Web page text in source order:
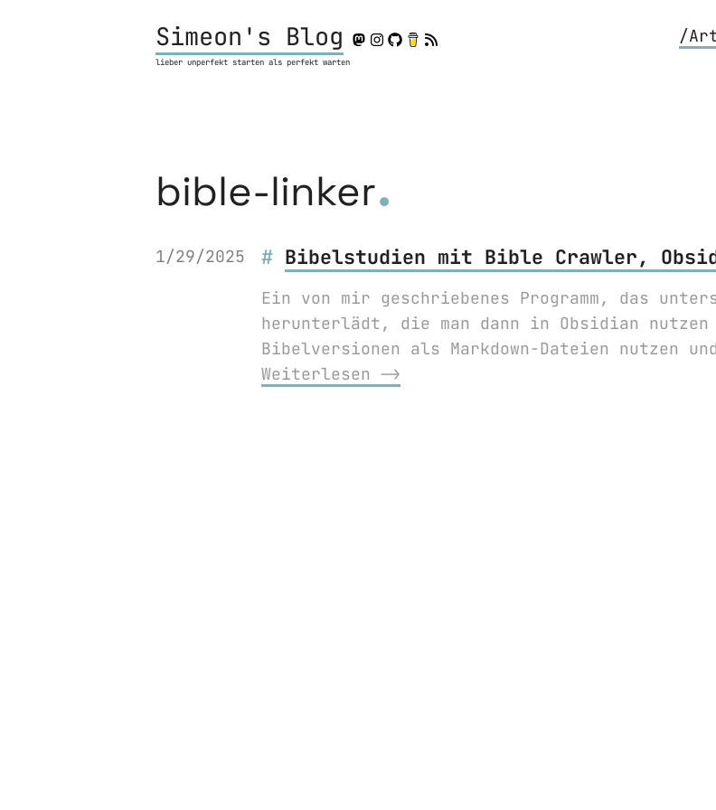
Simeon's Blog
lieber unperfekt starten als perfekt warten
/
bible-linker.
1/29/2025 Bibelstudien mit Bible Crawler,
Ein von mir geschriebenes Programm, das
herunterlädt, die man dann in Obsidian nutzen
Bibelversionen als Markdown-Dateien nutzen
Weiterlesen ⟶